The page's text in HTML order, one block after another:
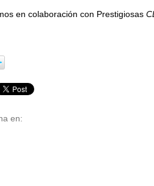
en colaboración con Prestigiosas
en: